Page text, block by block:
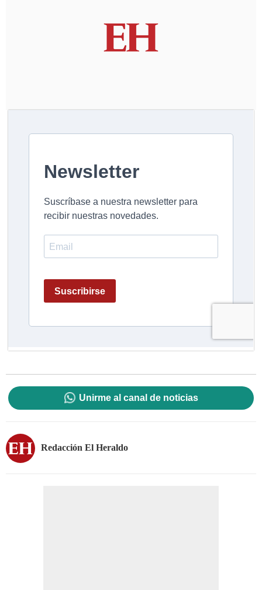
Unirme al canal de noticias
Redacción El Heraldo